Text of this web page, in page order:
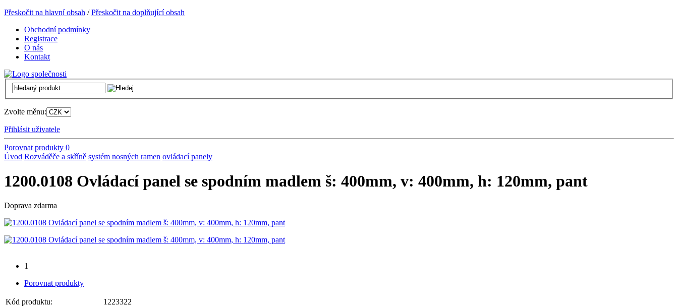
Přeskočit na hlavní obsah /Přeskočit na doplňující obsah
Obchodní podmínky
Registrace
O nás
Kontakt
Zvolte měnu:
Přihlásit uživatele
Porovnat produkty 0
Úvod Rozváděče a skříně systém nosných ramen ovládací panely
1200.0108 Ovládací panel se spodním madlem š: 400mm, v: 400mm, h: 120mm, pant
Doprava zdarma
1
Porovnat produkty
Kód produktu:
1223322